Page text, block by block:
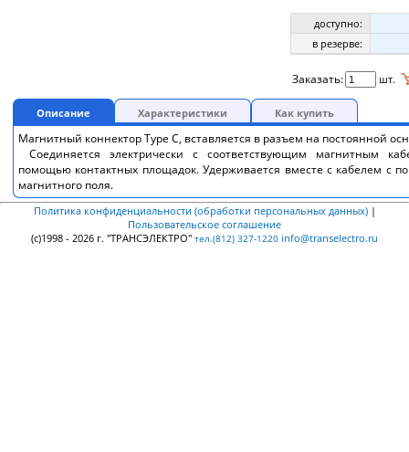
доступно:
в резерве:
Заказать: шт.
Описание Характеристики Как купить
Магнитный коннектор Type C, вставляется в разъем на постоянной
Соединяется электрически с соответствующим магнитным
помощью контактных площадок. Удерживается вместе с кабелем с
магнитного поля.
Политика конфиденциальности (обработки персональных данных) |
Пользовательское соглашение
(c)1998 - 2026 г. "ТРАНСЭЛЕКТРО" тел.(812) 327-1220 info@transelectro.ru